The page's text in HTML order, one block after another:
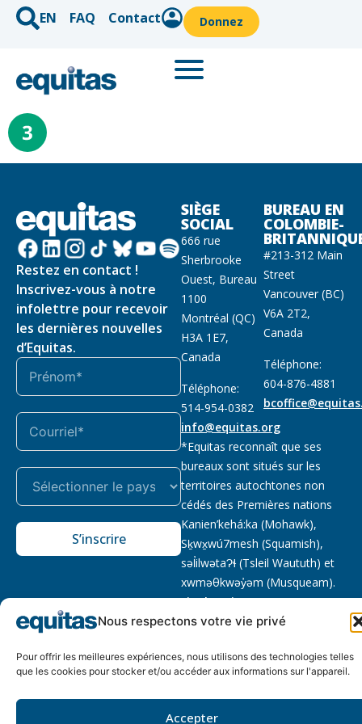
Nous respectons votre vie privé
Pour offrir les meilleures expériences, nous utilisons des technologies telles
que les cookies pour stocker et/ou accéder aux informations sur l'appareil.
Accepter
EN FAQ Contact Donnez
Restez en contact !
Inscrivez-vous à notre
infolettre pour recevoir
les dernières nouvelles
d’Equitas.
S’inscrire
SIÈGE
SOCIAL
666 rue
Sherbrooke
Ouest, Bureau
1100
Montréal (QC)
H3A 1E7,
Canada
Téléphone:
514-954-0382
info@equitas.org
BUREAU EN
COLOMBIE-
#213-312 Main
Street
Vancouver (BC)
V6A 2T2,
Canada
Téléphone:
604-876-4881
*Equitas reconnaît que ses
bureaux sont situés sur les
territoires autochtones non
cédés des Premières nations
Kanien’kehá:ka (Mohawk),
Sḵwx̱wú7mesh (Squamish),
səl̓ilwətaɁɬ (Tsleil Waututh) et
xwməθkwəy̓əm (Musqueam).
Lire la suite
Notre politique
de
confidentialité
bienfaisance enregistré
:
118833292RR0001
droits réservés, site par
Phil